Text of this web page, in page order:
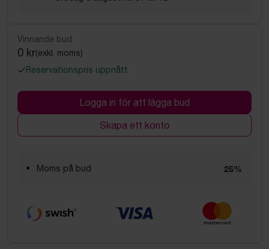
Vinnande bud
0 kr(exkl. moms)
Reservationspris uppnått
Logga in för att lägga bud
Skapa ett konto
Moms på bud 25%